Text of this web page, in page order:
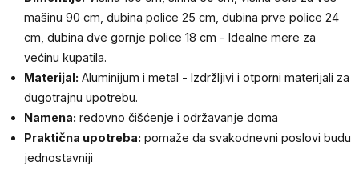
mašinu 90 cm, dubina police 25 cm, dubina prve police 24
cm, dubina dve gornje police 18 cm - Idealne mere za
većinu kupatila.
Materijal: Aluminijum i metal - Izdržljivi i otporni materijali za
dugotrajnu upotrebu.
Namena: redovno čišćenje i održavanje doma
Praktična upotreba: pomaže da svakodnevni poslovi budu
jednostavniji